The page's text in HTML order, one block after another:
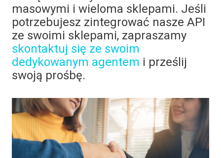
masowymi i wieloma sklepami. Jeśli
potrzebujesz zintegrować nasze API
ze swoimi sklepami, zapraszamy
skontaktuj się ze swoim
dedykowanym agentem i prześlij
swoją prośbę.